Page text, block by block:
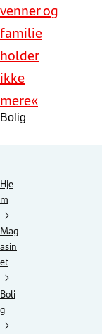
venner og
familie
holder
ikke
mere«
Bolig
Hje
m
Mag
asin
et
Boli
g